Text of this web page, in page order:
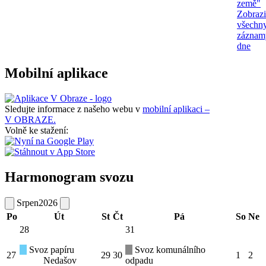
země"
dne
Mobilní aplikace
Sledujte informace z našeho webu v mobilní aplikaci –
V OBRAZE.
Volně ke stažení:
Harmonogram svozu
Srpen2026
Po
Út St Čt Pá So Ne
27
28
Svoz papíru
Nedašov
29 30
31
Svoz komunálního
odpadu
1 2